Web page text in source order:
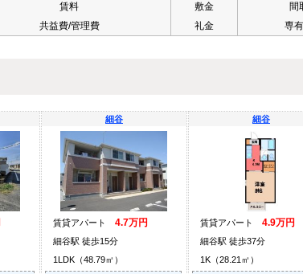
賃料
共益費/管理費
敷金
礼金
間
専
細谷
賃貸アパート 4.7万円
細谷駅 徒歩15分
1LDK（48.79㎡）
細谷
賃貸アパート 4.9万円
細谷駅 徒歩37分
1K（28.21㎡）